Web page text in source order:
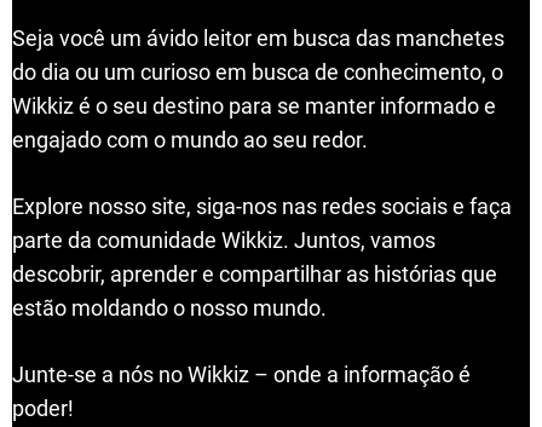
Seja você um ávido leitor em busca das manchetes
do dia ou um curioso em busca de conhecimento, o
Wikkiz é o seu destino para se manter informado e
engajado com o mundo ao seu redor.
Explore nosso site, siga-nos nas redes sociais e faça
parte da comunidade Wikkiz. Juntos, vamos
descobrir, aprender e compartilhar as histórias que
estão moldando o nosso mundo.
Junte-se a nós no Wikkiz – onde a informação é
poder!